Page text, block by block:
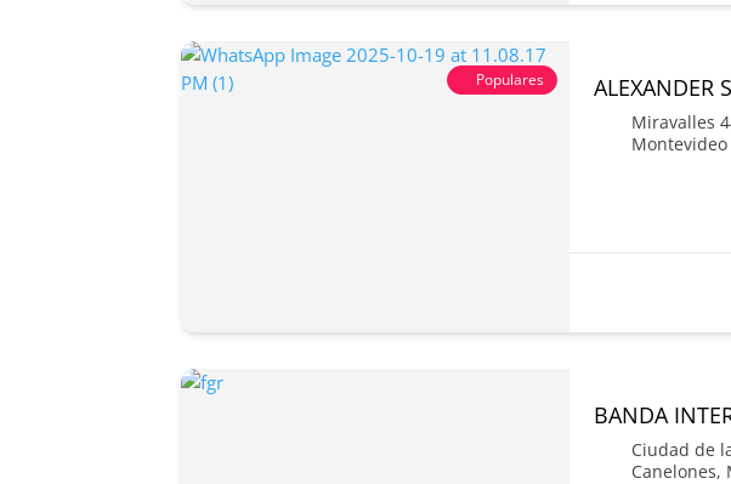
Populares ALEXANDER
Miravalles
Montevideo
BANDA
Ciudad de
Canelones,